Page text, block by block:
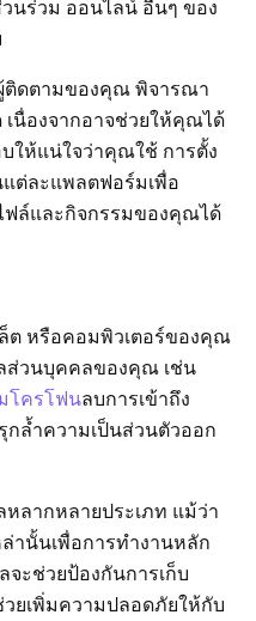
นร่วม ออนไลน์ อื่นๆ ของ
ติดตามของคุณ พิจารณา
เนื่องจากอาจช่วยให้คุณได้
ให้แน่ใจว่าคุณใช้ การตั้ง
ต่ละแพลตฟอร์มเพื่อ
ฟล์และกิจกรรมของคุณได้
ต หรือคอมพิวเตอร์ของคุณ
ส่วนบุคคลของคุณ เช่น
โครโฟนลบการเข้าถึง
ล้ำความเป็นส่วนตัวออก
ลากหลายประเภท แม้ว่า
านั้นเพื่อการทำงานหลัก
ะช่วยป้องกันการเก็บ
ยเพิ่มความปลอดภัยให้กับ